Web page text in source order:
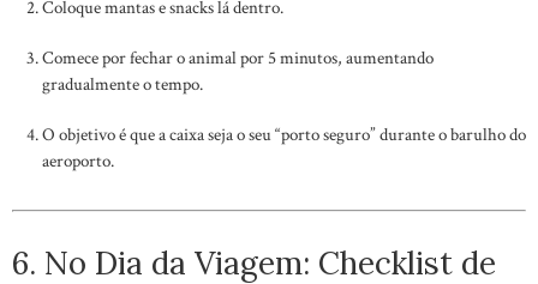
Coloque mantas e snacks lá dentro.
Comece por fechar o animal por 5 minutos, aumentando
gradualmente o tempo.
O objetivo é que a caixa seja o seu “porto seguro” durante o barulho do
aeroporto.
6. No Dia da Viagem: Checklist de